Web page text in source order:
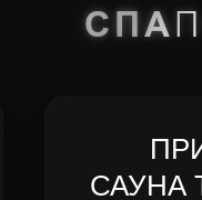
СПА
САУНА